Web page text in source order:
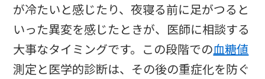
が冷たいと感じたり、夜寝る前に足がつると
いった異変を感じたときが、医師に相談する
大事なタイミングです。この段階での血糖値
測定と医学的診断は、その後の重症化を防ぐ